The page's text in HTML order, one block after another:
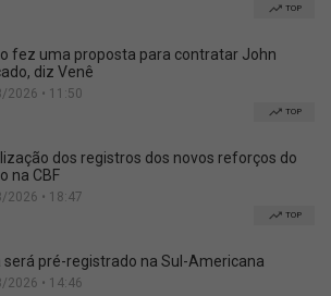
TOP
fez uma proposta para contratar John
diz Venê
2026 • 11:50
TOP
dos registros dos novos reforços do
na CBF
2026 • 18:47
TOP
será pré-registrado na Sul-Americana
2026 • 14:46